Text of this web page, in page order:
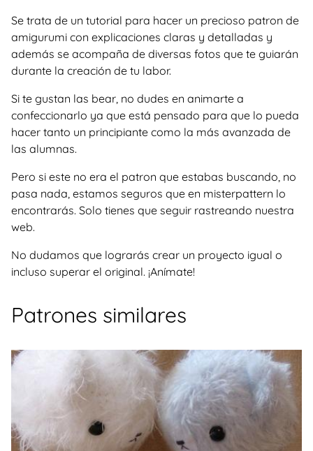
Se trata de un tutorial para hacer un precioso patron de
amigurumi con explicaciones claras y detalladas y
además se acompaña de diversas fotos que te guiarán
durante la creación de tu labor.
Si te gustan las bear, no dudes en animarte a
confeccionarlo ya que está pensado para que lo pueda
hacer tanto un principiante como la más avanzada de
las alumnas.
Pero si este no era el patron que estabas buscando, no
pasa nada, estamos seguros que en misterpattern lo
encontrarás. Solo tienes que seguir rastreando nuestra
web.
No dudamos que lograrás crear un proyecto igual o
incluso superar el original. ¡Anímate!
Patrones similares